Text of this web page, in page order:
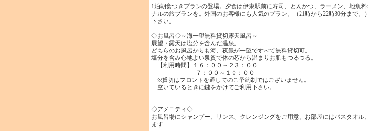
1泊朝食つきプランの登場。夕食は伊東駅前に寿司、とんかつ、ラーメン、地魚
ナルの旅プランを。外国のお客様にも人気のプラン。（21時から22時30分まで
下さい。
◇お風呂◇～海一望無料貸切露天風呂～
展望・露天は塩分を含んだ温泉。
どちらのお風呂からも海、夜景が一望ですべて無料貸切可。
塩分を含み心地よい泉質で体の芯から温まりお肌もつるつる。
【利用時間】１６：００～２３：００
７：００～１０：００
※貸切はフロントを通してのご予約制ではございません。
空いているときに鍵をかけてご利用下さい。
◇アメニティ◇
お風呂場にシャンプー、リンス、クレンジングをご用意。お部屋にはバスタオ
ます